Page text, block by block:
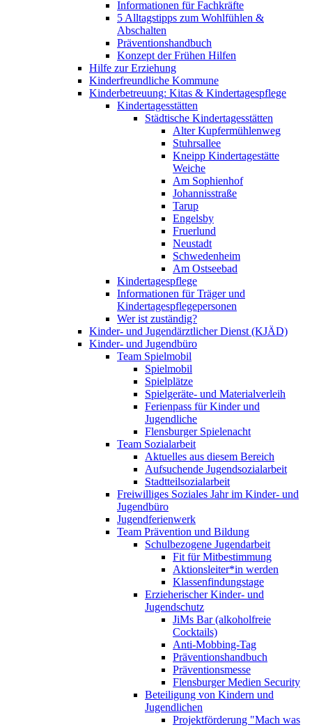
Informationen für Fachkräfte
5 Alltagstipps zum Wohlfühlen &
Abschalten
Präventionshandbuch
Konzept der Frühen Hilfen
Hilfe zur Erziehung
Kinderfreundliche Kommune
Kinderbetreuung: Kitas & Kindertagespflege
Kindertagesstätten
Städtische Kindertagesstätten
Alter Kupfermühlenweg
Stuhrsallee
Kneipp Kindertagestätte
Weiche
Am Sophienhof
Johannisstraße
Tarup
Engelsby
Fruerlund
Neustadt
Schwedenheim
Am Ostseebad
Kindertagespflege
Informationen für Träger und
Kindertagespflegepersonen
Wer ist zuständig?
Kinder- und Jugendärztlicher Dienst (KJÄD)
Kinder- und Jugendbüro
Team Spielmobil
Spielmobil
Spielplätze
Spielgeräte- und Materialverleih
Ferienpass für Kinder und
Jugendliche
Flensburger Spielenacht
Team Sozialarbeit
Aktuelles aus diesem Bereich
Aufsuchende Jugendsozialarbeit
Stadtteilsozialarbeit
Freiwilliges Soziales Jahr im Kinder- und
Jugendbüro
Jugendferienwerk
Team Prävention und Bildung
Schulbezogene Jugendarbeit
Fit für Mitbestimmung
Aktionsleiter*in werden
Klassenfindungstage
Erzieherischer Kinder- und
Jugendschutz
JiMs Bar (alkoholfreie
Cocktails)
Anti-Mobbing-Tag
Präventionshandbuch
Präventionsmesse
Flensburger Medien Security
Beteiligung von Kindern und
Jugendlichen
Projektförderung "Mach was